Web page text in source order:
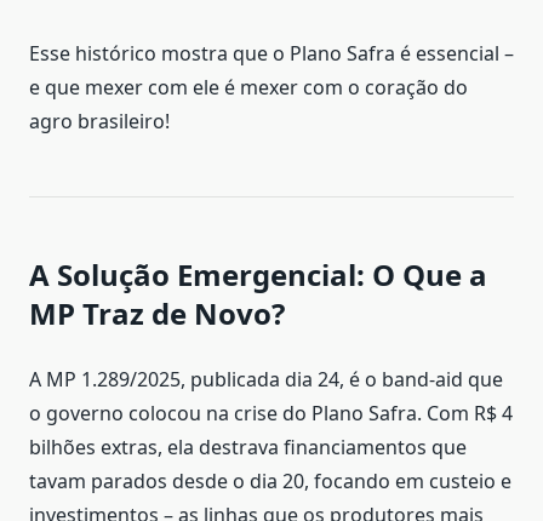
Esse histórico mostra que o Plano Safra é essencial –
e que mexer com ele é mexer com o coração do
agro brasileiro!
A Solução Emergencial: O Que a
MP Traz de Novo?
A MP 1.289/2025, publicada dia 24, é o band-aid que
o governo colocou na crise do Plano Safra. Com R$ 4
bilhões extras, ela destrava financiamentos que
tavam parados desde o dia 20, focando em custeio e
investimentos – as linhas que os produtores mais